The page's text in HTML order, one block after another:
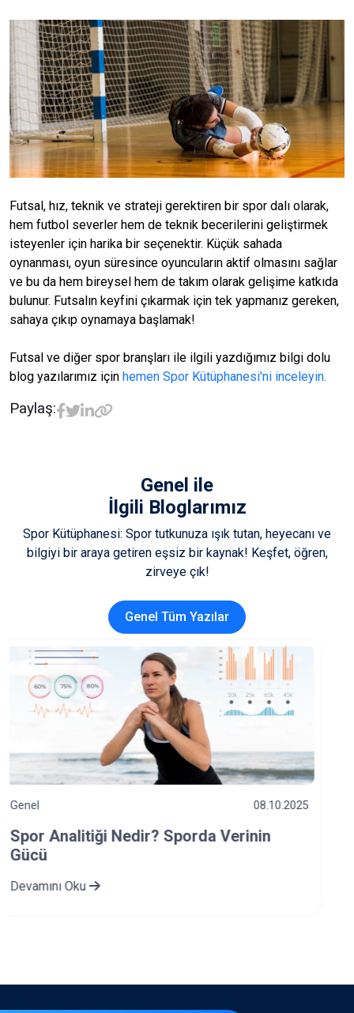
Futsal, hız, teknik ve strateji gerektiren bir spor dalı olarak,
hem futbol severler hem de teknik becerilerini geliştirmek
isteyenler için harika bir seçenektir. Küçük sahada
oynanması, oyun süresince oyuncuların aktif olmasını sağlar
ve bu da hem bireysel hem de takım olarak gelişime katkıda
bulunur. Futsalın keyfini çıkarmak için tek yapmanız gereken,
sahaya çıkıp oynamaya başlamak!
Futsal ve diğer spor branşları ile ilgili yazdığımız bilgi dolu
blog yazılarımız için hemen Spor Kütüphanesi'ni inceleyin.
Paylaş:
Genel ile
İlgili Bloglarımız
Spor Kütüphanesi: Spor tutkunuza ışık tutan, heyecanı ve
bilgiyi bir araya getiren eşsiz bir kaynak! Keşfet, öğren,
zirveye çık!
Genel Tüm Yazılar
Genel 03.10.2025
Bağımlılık Türleri Nelerdir? Spor ve
Bağımlılık İlişkisi Nasıldır?
Devamını Oku